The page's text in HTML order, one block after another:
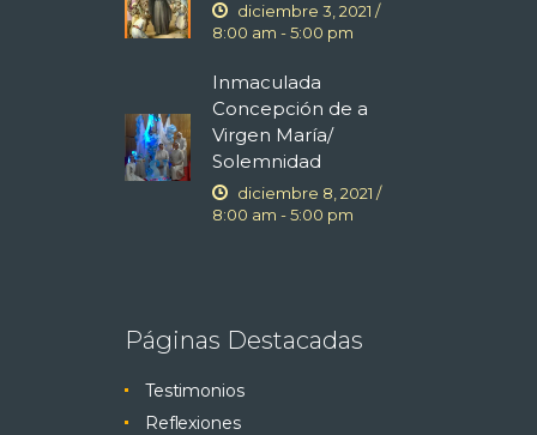
diciembre 3, 2021 /
8:00 am -5:00 pm
Inmaculada
Concepción de a
Virgen María/
Solemnidad
diciembre 8, 2021 /
8:00 am -5:00 pm
Páginas Destacadas
Testimonios
Reflexiones